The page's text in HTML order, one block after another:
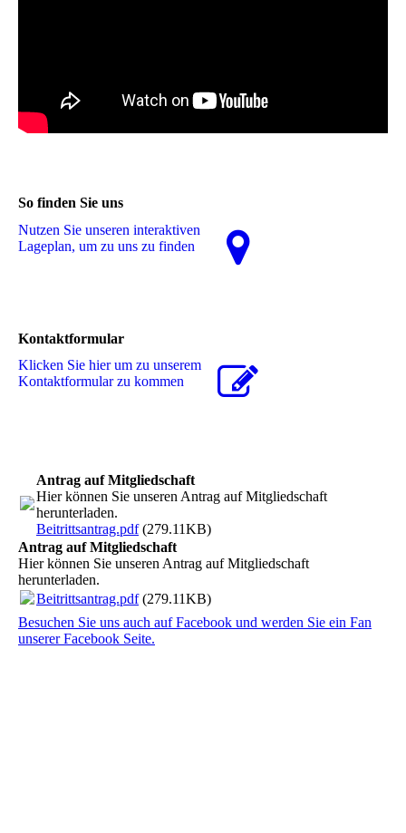
So finden Sie uns
Nutzen Sie unseren interaktiven
La­ge­plan, um zu uns zu finden
Kontaktformular
Klicken Sie hier um zu unserem
Kon­takt­for­mu­lar zu kommen
Antrag auf Mitgliedschaft
Hier können Sie unseren Antrag auf Mitgliedschaft
herunterladen.
Beitrittsantrag.pdf(279.11KB)
Antrag auf Mitgliedschaft
Hier können Sie unseren Antrag auf Mitgliedschaft
herunterladen.
Beitrittsantrag.pdf(279.11KB)
Besuchen Sie uns auch auf Facebook und werden Sie ein Fan
unserer Facebook Seite.